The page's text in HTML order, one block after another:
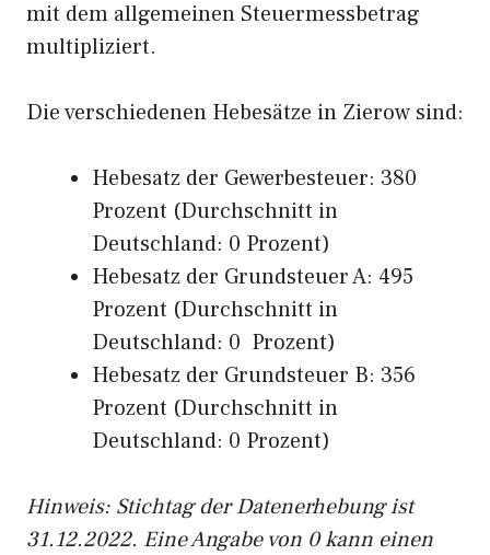
mit dem allgemeinen Steuermessbetrag
multipliziert.
Die verschiedenen Hebesätze in Zierow sind:
Hebesatz der Gewerbesteuer: 380
Prozent (Durchschnitt in
Deutschland: 0 Prozent)
Hebesatz der Grundsteuer A: 495
Prozent (Durchschnitt in
Deutschland: 0 Prozent)
Hebesatz der Grundsteuer B: 356
Prozent (Durchschnitt in
Deutschland: 0 Prozent)
Hinweis: Stichtag der Datenerhebung ist
31.12.2022. Eine Angabe von 0 kann einen